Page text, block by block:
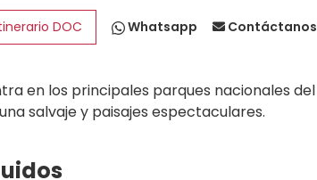
DOC Whatsapp Contáctanos
en los principales parques nacionales
salvaje y paisajes espectaculares.